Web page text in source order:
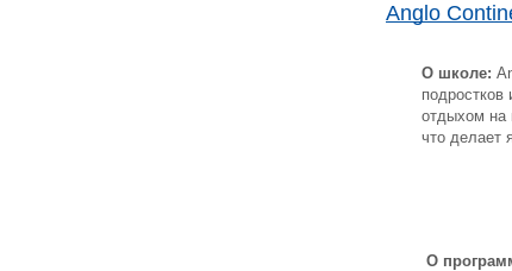
Anglo
О школе:
отдыхом на
что делает
О